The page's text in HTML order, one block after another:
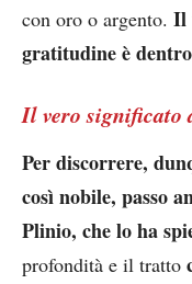
con oro o argento. Il
gratitudine è
Il vero significato
Per discorrere,
così nobile, passo
Plinio, che lo ha
profondità e il tratto